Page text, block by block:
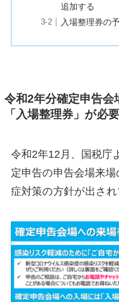
追加する
入場整理券の
令和2年分確定申告会
「入場整理券」が必要
令和2年12月、国税庁
定申告の申告会場来
症対策の方針が出され